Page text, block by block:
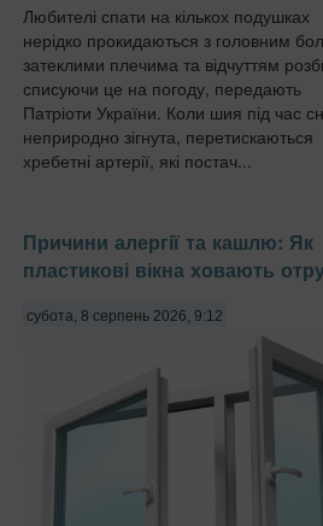
Любителі спати на кількох подушках
нерідко прокидаються з головним
затеклими плечима та відчуттям
списуючи це на погоду, передають
Патріоти України. Коли шия під час
неприродно зігнута, перетискаються
хребетні артерії, які постач...
Причини алергії та кашлю: Як
пластикові вікна ховають
субота, 8 серпень 2026, 9:12